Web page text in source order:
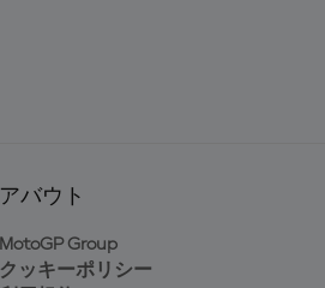
アバウト
MotoGP Group
クッキーポリシー